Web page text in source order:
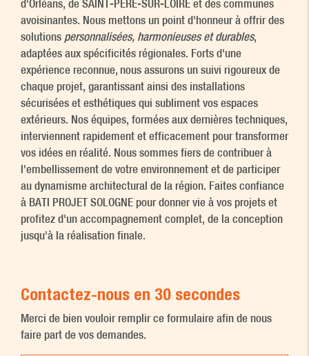
d'Orléans, de SAINT-PÈRE-SUR-LOIRE et des communes
avoisinantes. Nous mettons un point d'honneur à offrir des
solutions personnalisées, harmonieuses et durables,
adaptées aux spécificités régionales. Forts d'une
expérience reconnue, nous assurons un suivi rigoureux de
chaque projet, garantissant ainsi des installations
sécurisées et esthétiques qui subliment vos espaces
extérieurs. Nos équipes, formées aux dernières techniques,
interviennent rapidement et efficacement pour transformer
vos idées en réalité. Nous sommes fiers de contribuer à
l'embellissement de votre environnement et de participer
au dynamisme architectural de la région. Faites confiance
à BATI PROJET SOLOGNE pour donner vie à vos projets et
profitez d'un accompagnement complet, de la conception
jusqu'à la réalisation finale.
Contactez-nous en 30 secondes
Merci de bien vouloir remplir ce formulaire afin de nous
faire part de vos demandes.